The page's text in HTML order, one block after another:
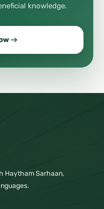
knowledge.
Haytham Sarhaan,